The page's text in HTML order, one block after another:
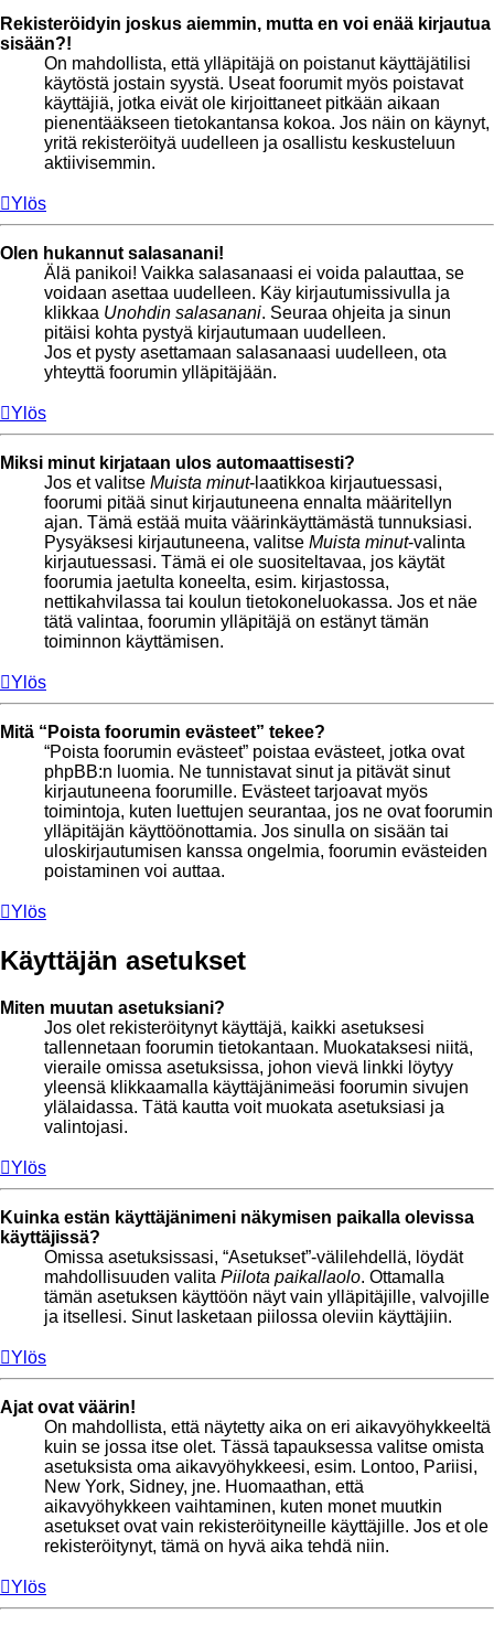
Rekisteröidyin joskus aiemmin, mutta en voi enää kirjautua
sisään?!
On mahdollista, että ylläpitäjä on poistanut käyttäjätilisi
käytöstä jostain syystä. Useat foorumit myös poistavat
käyttäjiä, jotka eivät ole kirjoittaneet pitkään aikaan
pienentääkseen tietokantansa kokoa. Jos näin on käynyt,
yritä rekisteröityä uudelleen ja osallistu keskusteluun
aktiivisemmin.
Ylös
Olen hukannut salasanani!
Älä panikoi! Vaikka salasanaasi ei voida palauttaa, se
voidaan asettaa uudelleen. Käy kirjautumissivulla ja
klikkaa Unohdin salasanani. Seuraa ohjeita ja sinun
pitäisi kohta pystyä kirjautumaan uudelleen.
Jos et pysty asettamaan salasanaasi uudelleen, ota
yhteyttä foorumin ylläpitäjään.
Ylös
Miksi minut kirjataan ulos automaattisesti?
Jos et valitse Muista minut-laatikkoa kirjautuessasi,
foorumi pitää sinut kirjautuneena ennalta määritellyn
ajan. Tämä estää muita väärinkäyttämästä tunnuksiasi.
Pysyäksesi kirjautuneena, valitse Muista minut-valinta
kirjautuessasi. Tämä ei ole suositeltavaa, jos käytät
foorumia jaetulta koneelta, esim. kirjastossa,
nettikahvilassa tai koulun tietokoneluokassa. Jos et näe
tätä valintaa, foorumin ylläpitäjä on estänyt tämän
toiminnon käyttämisen.
Ylös
Mitä “Poista foorumin evästeet” tekee?
“Poista foorumin evästeet” poistaa evästeet, jotka ovat
phpBB:n luomia. Ne tunnistavat sinut ja pitävät sinut
kirjautuneena foorumille. Evästeet tarjoavat myös
toimintoja, kuten luettujen seurantaa, jos ne ovat foorumin
ylläpitäjän käyttöönottamia. Jos sinulla on sisään tai
uloskirjautumisen kanssa ongelmia, foorumin evästeiden
poistaminen voi auttaa.
Ylös
Käyttäjän asetukset
Miten muutan asetuksiani?
Jos olet rekisteröitynyt käyttäjä, kaikki asetuksesi
tallennetaan foorumin tietokantaan. Muokataksesi niitä,
vieraile omissa asetuksissa, johon vievä linkki löytyy
yleensä klikkaamalla käyttäjänimeäsi foorumin sivujen
ylälaidassa. Tätä kautta voit muokata asetuksiasi ja
valintojasi.
Ylös
Kuinka estän käyttäjänimeni näkymisen paikalla olevissa
käyttäjissä?
Omissa asetuksissasi, “Asetukset”-välilehdellä, löydät
mahdollisuuden valita Piilota paikallaolo. Ottamalla
tämän asetuksen käyttöön näyt vain ylläpitäjille, valvojille
ja itsellesi. Sinut lasketaan piilossa oleviin käyttäjiin.
Ylös
Ajat ovat väärin!
On mahdollista, että näytetty aika on eri aikavyöhykkeeltä
kuin se jossa itse olet. Tässä tapauksessa valitse omista
asetuksista oma aikavyöhykkeesi, esim. Lontoo, Pariisi,
New York, Sidney, jne. Huomaathan, että
aikavyöhykkeen vaihtaminen, kuten monet muutkin
asetukset ovat vain rekisteröityneille käyttäjille. Jos et ole
rekisteröitynyt, tämä on hyvä aika tehdä niin.
Ylös